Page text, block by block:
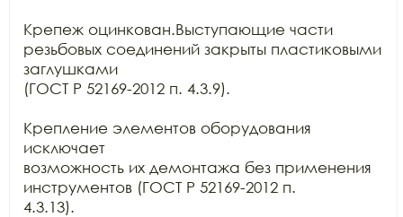
Крепеж оцинкован.Выступающие части
резьбовых соединений закрыты пластиковыми
заглушками
(ГОСТ Р 52169-2012 п. 4.3.9).
Крепление элементов оборудования
исключает
возможность их демонтажа без применения
инструментов (ГОСТ Р 52169-2012 п.
4.3.13).